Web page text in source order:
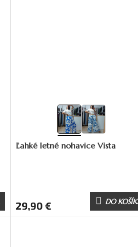
Ľahké letné nohavice Vista
29,90 € DO